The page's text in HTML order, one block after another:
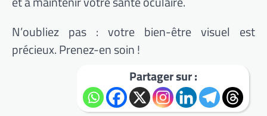
N’oubliez pas : votre bien-être visuel est
précieux. Prenez-en soin !
Partager sur :